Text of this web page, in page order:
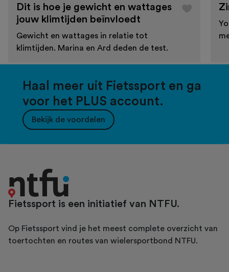
Dit is hoe je gewicht en wattages
jouw klimtijden beïnvloedt
Gewicht en wattages in relatie tot
klimtijden. Marina en Ard deden de test.
Haal meer uit Fietssport en ga
voor het PLUS account.
Bekijk de voordelen
Fietssport is een initiatief van NTFU.
Op Fietssport vind je het meest complete overzicht van
toertochten en routes van wielersportbond NTFU.